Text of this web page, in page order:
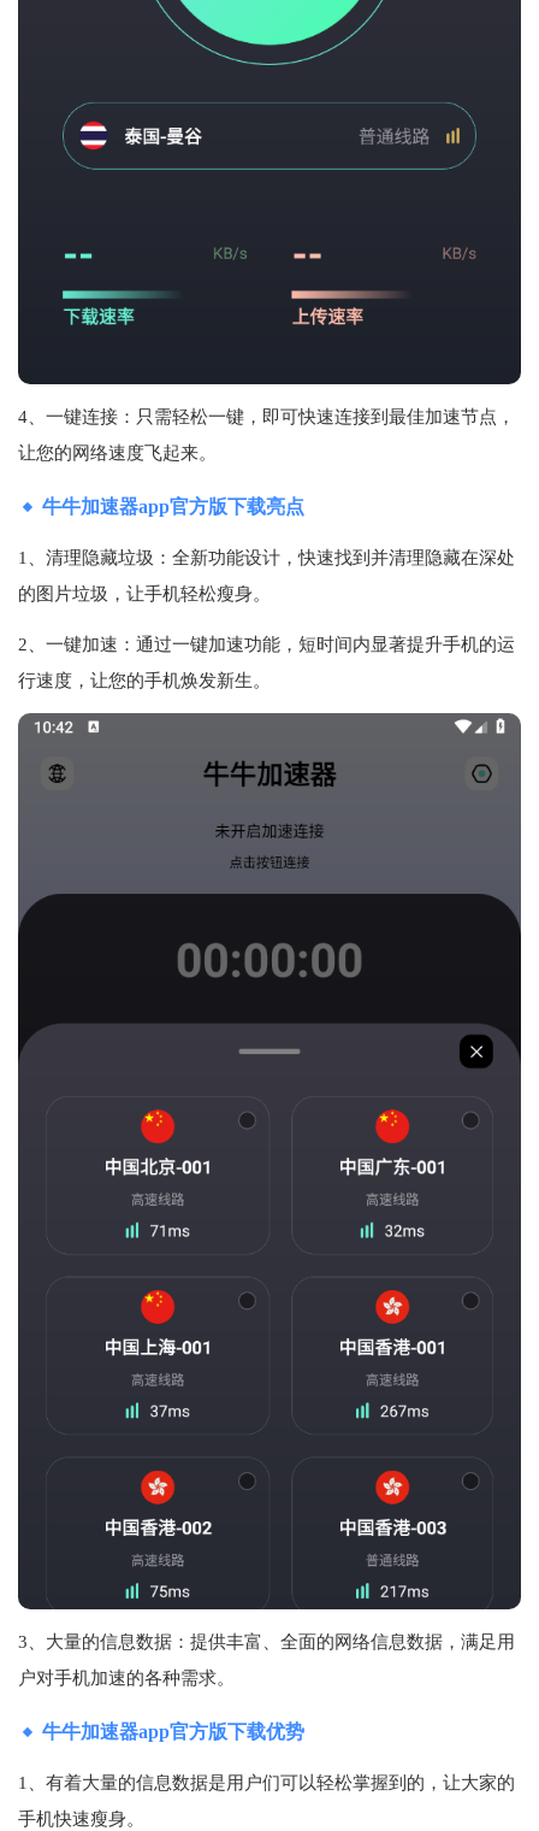
4、一键连接：只需轻松一键，即可快速连接到最佳加速节点，
让您的网络速度飞起来。
牛牛加速器app官方版下载亮点
1、清理隐藏垃圾：全新功能设计，快速找到并清理隐藏在深处
的图片垃圾，让手机轻松瘦身。
2、一键加速：通过一键加速功能，短时间内显著提升手机的运
行速度，让您的手机焕发新生。
3、大量的信息数据：提供丰富、全面的网络信息数据，满足用
户对手机加速的各种需求。
牛牛加速器app官方版下载优势
1、有着大量的信息数据是用户们可以轻松掌握到的，让大家的
手机快速瘦身。